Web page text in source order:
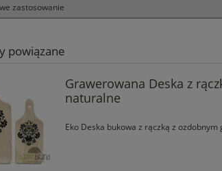
zastosowanie
powiązane
Grawerowana Deska z
naturalne
Eko Deska bukowa z rączką z ozdobnym